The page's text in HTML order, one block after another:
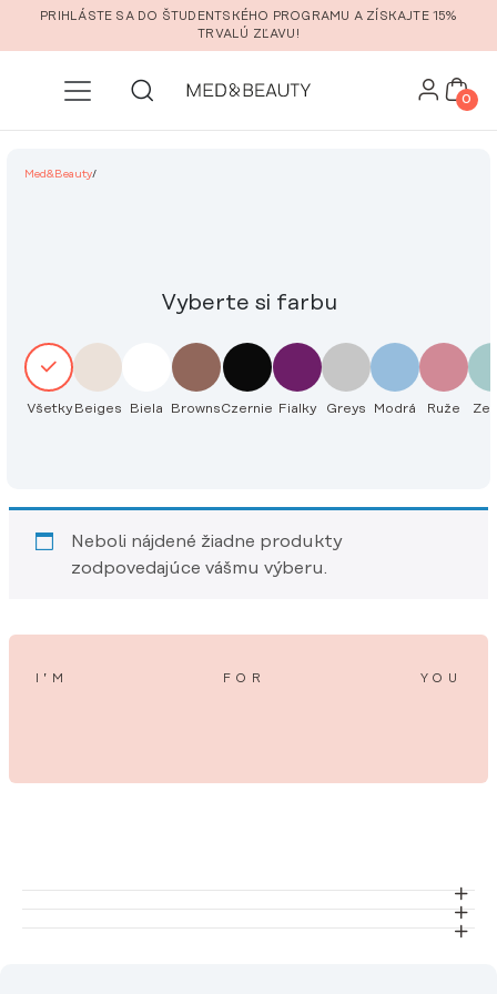
Prejsť na hlavný obsah
PRIHLÁSTE SA DO ŠTUDENTSKÉHO PROGRAMU A ZÍSKAJTE 15%
TRVALÚ ZĽAVU!
0
Med&Beauty/
Vyberte si farbu
Všetky Beiges Biela BrownsCzernie Fialky Greys Modrá Ruže
Neboli nájdené žiadne produkty
zodpovedajúce vášmu výberu.
I’M FOR YOU